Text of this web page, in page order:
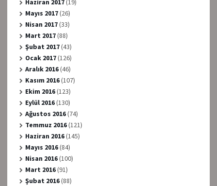
Mayıs 2017(26)
Nisan 2017(33)
Mart 2017(88)
Şubat 2017(43)
Ocak 2017(126)
Aralık 2016(46)
Kasım 2016(107)
Ekim 2016(123)
Eylül 2016(130)
Ağustos 2016(74)
Temmuz 2016(121)
Haziran 2016(145)
Mayıs 2016(84)
Nisan 2016(100)
Mart 2016(91)
Şubat 2016(88)